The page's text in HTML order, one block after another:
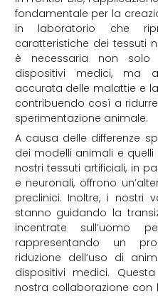
fondamentale per la
in laboratorio che
caratteristiche dei tessuti
è necessaria non
dispositivi medici, ma
accurata delle malattie e
contribuendo così a
sperimentazione animale.
A causa delle differenze
dei modelli animali e quelli
nostri tessuti artificiali, in
e neuronali, offrono
preclinici. Inoltre, i nostri
stanno guidando la
incentrate sull’uomo
rappresentando un
riduzione dell’uso di
dispositivi medici.
nostra collaborazione con